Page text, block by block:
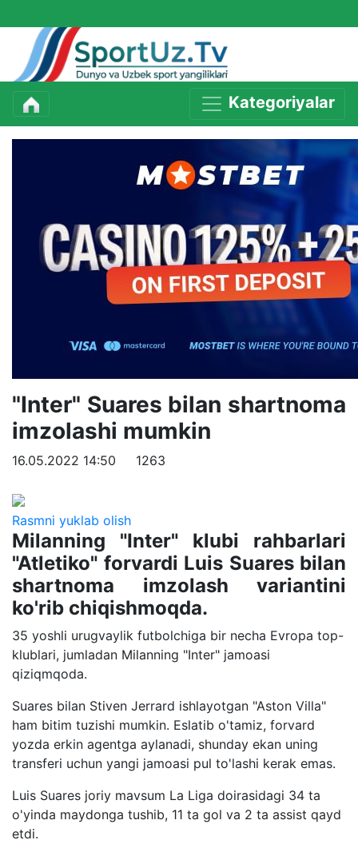
Kategoriyalar
"Inter" Suares bilan shartnoma
imzolashi mumkin
16.05.2022 14:50 1263
Rasmni yuklab olish
Milanning "Inter" klubi rahbarlari
"Atletiko" forvardi Luis Suares bilan
shartnoma imzolash variantini
ko'rib chiqishmoqda.
35 yoshli urugvaylik futbolchiga bir necha Evropa top-
klublari, jumladan Milanning "Inter" jamoasi
qiziqmqoda.
Suares bilan Stiven Jerrard ishlayotgan "Aston Villa"
ham bitim tuzishi mumkin. Eslatib o'tamiz, forvard
yozda erkin agentga aylanadi, shunday ekan uning
transferi uchun yangi jamoasi pul to'lashi kerak emas.
Luis Suares joriy mavsum La Liga doirasidagi 34 ta
o'yinda maydonga tushib, 11 ta gol va 2 ta assist qayd
etdi.